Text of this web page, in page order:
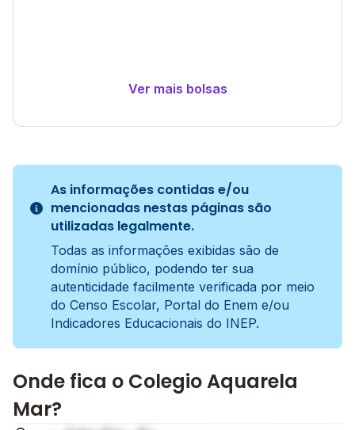
Ver mais bolsas
As informações contidas e/ou
mencionadas nestas páginas são
utilizadas legalmente.
Todas as informações exibidas são de
domínio público, podendo ter sua
autenticidade facilmente verificada por meio
do Censo Escolar, Portal do Enem e/ou
Indicadores Educacionais do INEP.
Onde fica o Colegio Aquarela
Mar?